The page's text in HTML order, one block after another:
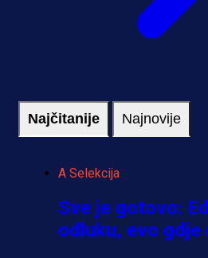
Najčitanije Najnovije
A Selekcija
Sve je gotovo:
odluku, evo